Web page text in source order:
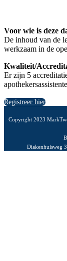
Voor wie is deze
De inhoud van de
werkzaam in de
Kwaliteit/
Er zijn 5
Registreer hier
Copyright 2023
Diakenhuisweg